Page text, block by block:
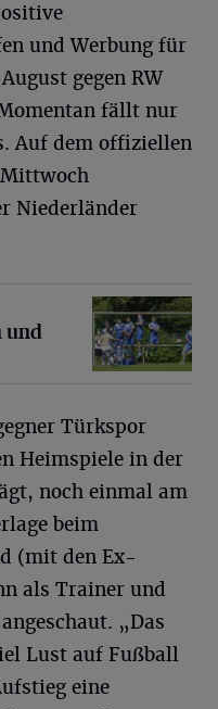
und Werbung für
gegen RW
fällt nur
Auf dem offiziellen
Niederländer
viel Optimismus
und
Türkspor
Heimspiele in der
noch einmal am
beim
(mit den Ex-
als Trainer und
„Das
Lust auf Fußball
eine